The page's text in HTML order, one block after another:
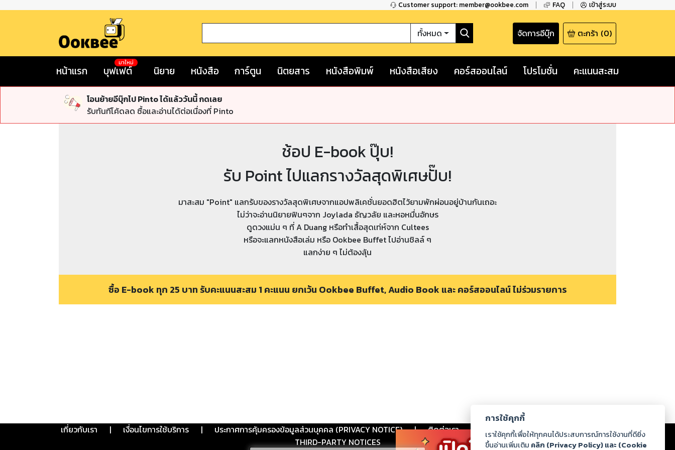
Customer support: member@ookbee.com FAQ เข้าสู่ระบบ
ทั้งหมด จัดการอีบุ๊ก ตะกร้า (0)
หน้าแรก บุฟเฟต์
มาใหม่
นิยาย หนังสือ การ์ตูน นิตยสาร หนังสือพิมพ์ หนังสือเสียง คอร์สออนไลน์ โปรโมชั่น คะแนนสะสม
โอนย้ายอีบุ๊กไป Pinto ได้แล้ววันนี้ กดเลย
รับทันทีโค้ดลด ซื้อและอ่านได้ต่อเนื่องที่ Pinto
ช้อป E-book ปุ๊บ!
รับ Point ไปแลกรางวัลสุดพิเศษปั๊บ!
มาสะสม "Point" แลกรับของรางวัลสุดพิเศษจากแอปพลิเคชั่นยอดฮิตไว้ยามพักผ่อนอยู่บ้านกันเถอะ
ไม่ว่าจะอ่านนิยายฟินๆจาก Joylada ธัญวลัย และหอหมื่นอักษร
ดูดวงแม่น ๆ ที่ A Duang หรือทำเสื้อสุดเท่ห์จาก Cultees
หรือจะแลกหนังสือเล่ม หรือ Ookbee Buffet ไปอ่านชิลล์ ๆ
แลกง่าย ๆ ไม่ต้องลุ้น
ซื้อ E-book ทุก 25 บาท รับคะแนนสะสม 1 คะแนน ยกเว้น Ookbee Buffet, Audio Book และ คอร์สออนไลน์ ไม่ร่วมรายการ
เกี่ยวกับเรา | เงื่อนไขการใช้บริการ | ประกาศการคุ้มครองข้อมูลส่วนบุคคล (PRIVACY NOTICE) | ติดต่อเรา ร่วมงานกับเรา ดาวน์โหลด
THIRD-PARTY NOTICES
การใช้คุกกี้
เราใช้คุกกี้เพื่อให้ทุกคนได้ประสบการณ์การใช้งานที่ดียิ่ง
ขึ้นอ่านเพิ่มเติม คลิก (Privacy Policy) และ (Cookie